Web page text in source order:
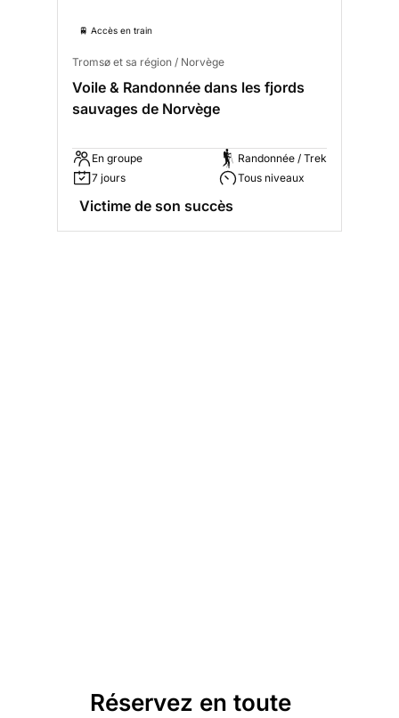
🚆 Accès en train
Tromsø et sa région / Norvège
Voile & Randonnée dans les fjords
sauvages de Norvège
En groupe
7 jours
Randonnée / Trek
Tous niveaux
Victime de son succès
Réservez en toute